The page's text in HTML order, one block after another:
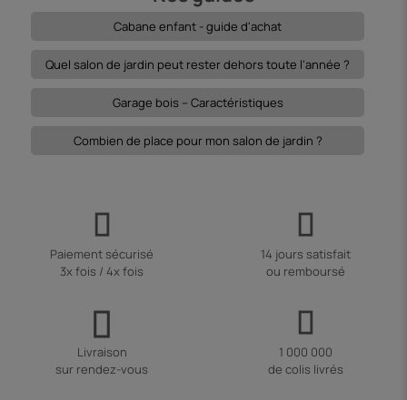
Cabane enfant - guide d'achat
Quel salon de jardin peut rester dehors toute l'année ?
Garage bois – Caractéristiques
Combien de place pour mon salon de jardin ?
Paiement sécurisé
3x fois / 4x fois
14 jours satisfait
ou remboursé
Livraison
sur rendez-vous
1 000 000
de colis livrés